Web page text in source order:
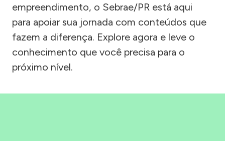
empreendimento, o Sebrae/PR está aqui
para apoiar sua jornada com conteúdos que
fazem a diferença. Explore agora e leve o
conhecimento que você precisa para o
próximo nível.